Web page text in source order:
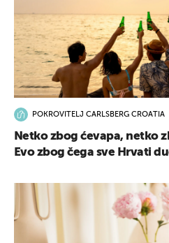
POKROVITELJ CARLSBERG CROATIA
Netko zbog ćevapa, netko
Evo zbog čega sve Hrvati